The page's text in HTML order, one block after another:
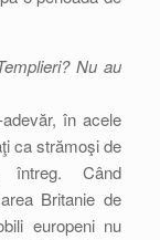
Nu au
în acele
ca strămoşi de
întreg. Când
Britanie de
europeni nu